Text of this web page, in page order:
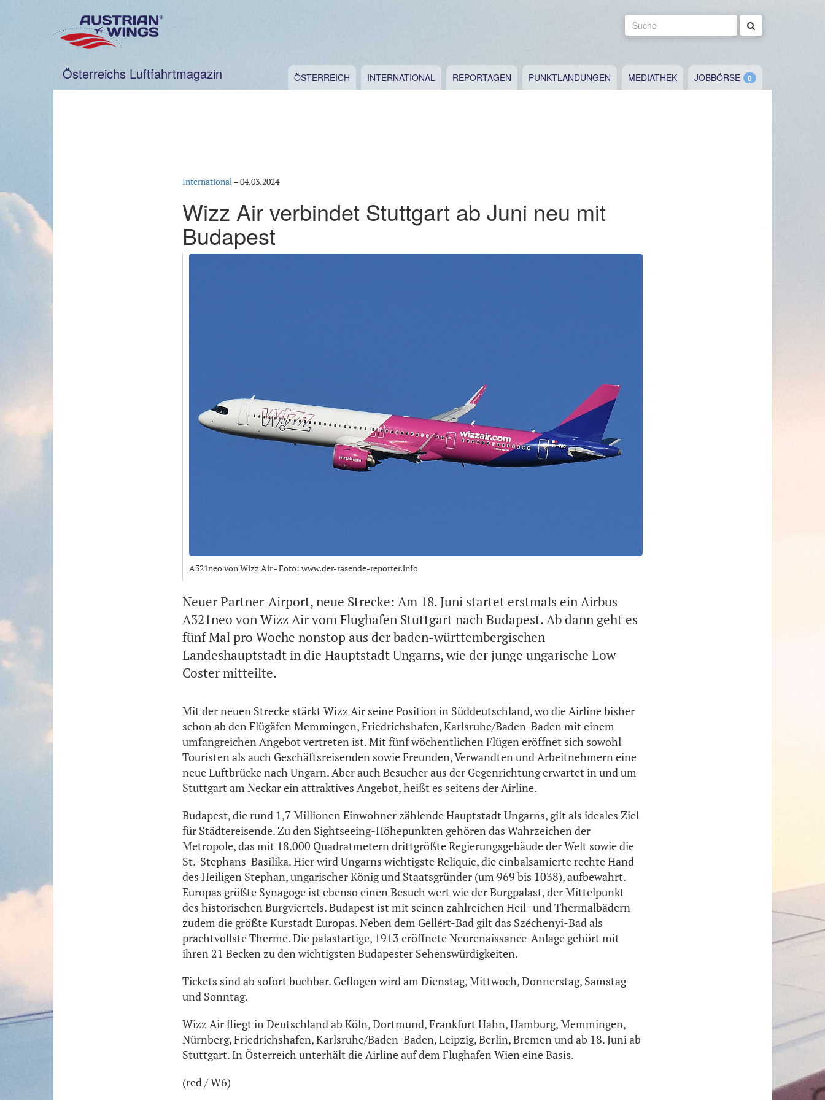
Suche
Österreichs Luftfahrtmagazin ÖSTERREICH INTERNATIONAL REPORTAGEN PUNKTLANDUNGEN MEDIATHEK JOBBÖRSE
International–04.03.2024
Wizz Air verbindet Stuttgart ab Juni neu mit
Budapest
A321neo von Wizz Air - Foto: www.der-rasende-reporter.info
Neuer Partner-Airport, neue Strecke: Am 18. Juni startet erstmals ein Airbus
A321neo von Wizz Air vom Flughafen Stuttgart nach Budapest. Ab dann geht es
fünf Mal pro Woche nonstop aus der baden-württembergischen
Landeshauptstadt in die Hauptstadt Ungarns, wie der junge ungarische Low
Coster mitteilte.
Mit der neuen Strecke stärkt Wizz Air seine Position in Süddeutschland, wo die Airline bisher
schon ab den Flügäfen Memmingen, Friedrichshafen, Karlsruhe/Baden-Baden mit einem
umfangreichen Angebot vertreten ist. Mit fünf wöchentlichen Flügen eröffnet sich sowohl
Touristen als auch Geschäftsreisenden sowie Freunden, Verwandten und Arbeitnehmern eine
neue Luftbrücke nach Ungarn. Aber auch Besucher aus der Gegenrichtung erwartet in und um
Stuttgart am Neckar ein attraktives Angebot, heißt es seitens der Airline.
Budapest, die rund 1,7 Millionen Einwohner zählende Hauptstadt Ungarns, gilt als ideales Ziel
für Städtereisende. Zu den Sightseeing-Höhepunkten gehören das Wahrzeichen der
Metropole, das mit 18.000 Quadratmetern drittgrößte Regierungsgebäude der Welt sowie die
St.-Stephans-Basilika. Hier wird Ungarns wichtigste Reliquie, die einbalsamierte rechte Hand
des Heiligen Stephan, ungarischer König und Staatsgründer (um 969 bis 1038), aufbewahrt.
Europas größte Synagoge ist ebenso einen Besuch wert wie der Burgpalast, der Mittelpunkt
des historischen Burgviertels. Budapest ist mit seinen zahlreichen Heil- und Thermalbädern
zudem die größte Kurstadt Europas. Neben dem Gellért-Bad gilt das Széchenyi-Bad als
prachtvollste Therme. Die palastartige, 1913 eröffnete Neorenaissance-Anlage gehört mit
ihren 21 Becken zu den wichtigsten Budapester Sehenswürdigkeiten.
Tickets sind ab sofort buchbar. Geflogen wird am Dienstag, Mittwoch, Donnerstag, Samstag
und Sonntag.
Wizz Air fliegt in Deutschland ab Köln, Dortmund, Frankfurt Hahn, Hamburg, Memmingen,
Nürnberg, Friedrichshafen, Karlsruhe/Baden-Baden, Leipzig, Berlin, Bremen und ab 18. Juni ab
Stuttgart. In Österreich unterhält die Airline auf dem Flughafen Wien eine Basis.
(red / W6)